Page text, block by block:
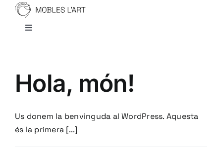
Skip
contentToggle
Qui soc
Serveis
Hola, món!
Us donem la benvinguda al WordPress. Aquesta
és la primera [...]